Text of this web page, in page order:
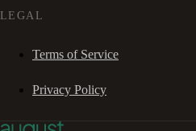
LEGAL
Terms of Service
Privacy Policy